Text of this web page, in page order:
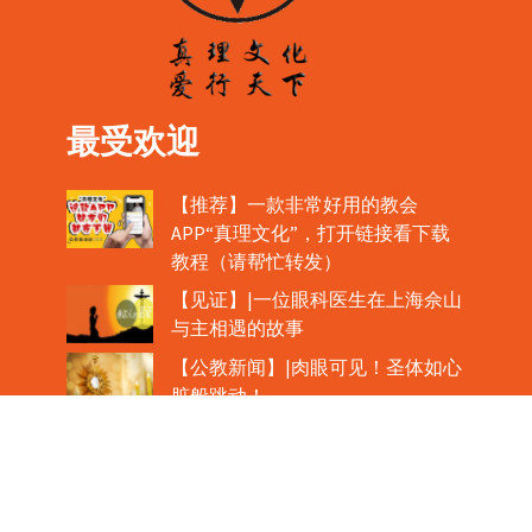
最受欢迎
【推荐】一款非常好用的教会
APP“真理文化”，打开链接看下载
教程（请帮忙转发）
【见证】|一位眼科医生在上海佘山
与主相遇的故事
【公教新闻】|肉眼可见！圣体如心
脏般跳动！